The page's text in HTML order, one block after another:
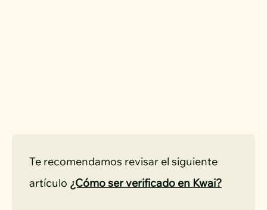
Te recomendamos revisar el siguiente
artículo ¿Cómo ser verificado en Kwai?